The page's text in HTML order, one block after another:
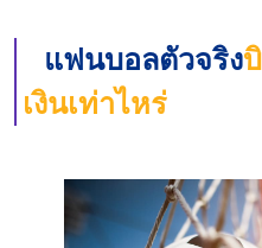
แฟนบอลตัวจริง
เงินเท่าไหร่